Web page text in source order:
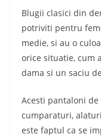
Blugii clasici din
potriviti pentru
medie, si au o
orice situatie, cum
dama si un saciu
Acesti pantaloni
cumparaturi,
este faptul ca se